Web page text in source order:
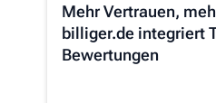
Mehr Vertrauen,
billiger.de integriert
Bewertungen